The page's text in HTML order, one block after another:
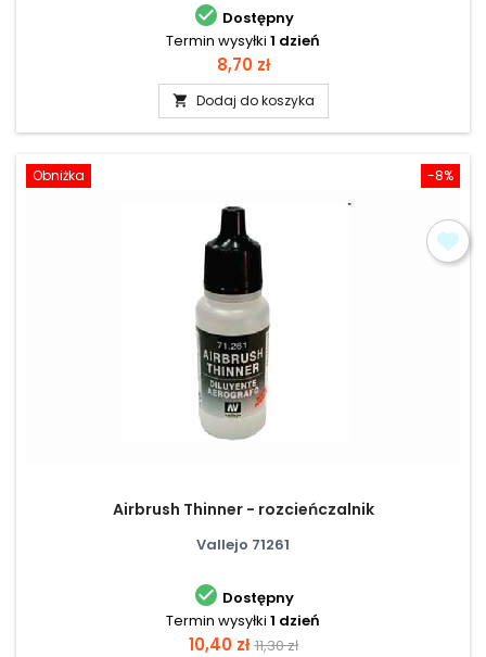
 Dostępny
Termin wysyłki 1 dzień
Cena
8,70 zł
 Dodaj do koszyka
-8%
Obniżka
Airbrush Thinner - rozcieńczalnik
Vallejo 71261
 Dostępny
Termin wysyłki 1 dzień
Cena
10,40 zł Cena
11,30 zł